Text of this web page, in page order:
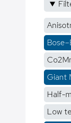
Giant
Half-
Low